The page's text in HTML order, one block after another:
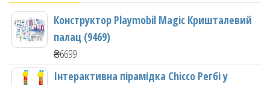
Конструктор Playmobil Magic Кришталевий
палац (9469)
₴6699
Інтерактивна пірамідка Chicco Регбі у